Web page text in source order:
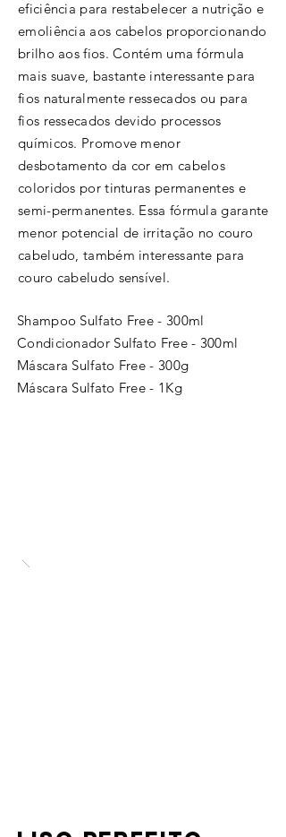
eficiência para restabelecer a nutrição e
emoliência aos cabelos proporcionando
brilho aos fios. Contém uma fórmula
mais suave, bastante interessante para
fios naturalmente ressecados ou para
fios ressecados devido processos
químicos. Promove menor
desbotamento da cor em cabelos
coloridos por tinturas permanentes e
semi-permanentes. Essa fórmula garante
menor potencial de irritação no couro
cabeludo, também interessante para
couro cabeludo sensível.
Shampoo Sulfato Free - 300ml
Condicionador Sulfato Free - 300ml
Máscara Sulfato Free - 300g
Máscara Sulfato Free - 1Kg